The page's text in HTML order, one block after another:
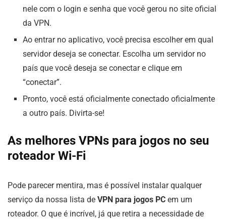
nele com o login e senha que você gerou no site oficial
da VPN.
Ao entrar no aplicativo, você precisa escolher em qual
servidor deseja se conectar. Escolha um servidor no
país que você deseja se conectar e clique em
“conectar”.
Pronto, você está oficialmente conectado oficialmente
a outro país. Divirta-se!
As melhores VPNs para jogos no seu
roteador Wi-Fi
Pode parecer mentira, mas é possível instalar qualquer
serviço da nossa lista de VPN para jogos PC em um
roteador. O que é incrível, já que retira a necessidade de